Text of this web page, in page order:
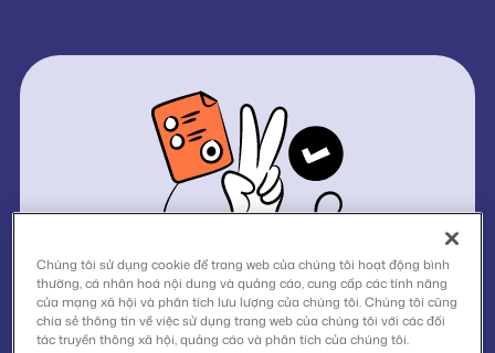
Hỗ Trợ
Chúng tôi sử dụng cookie để trang web của chúng tôi hoạt động bình
thường, cá nhân hoá nội dung và quảng cáo, cung cấp các tính năng
của mạng xã hội và phân tích lưu lượng của chúng tôi. Chúng tôi cũng
chia sẻ thông tin về việc sử dụng trang web của chúng tôi với các đối
tác truyền thông xã hội, quảng cáo và phân tích của chúng tôi.